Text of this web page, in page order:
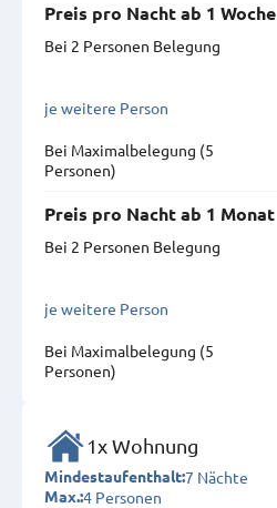
Preis pro Nacht ab 1 Woche
Bei 2 Personen Belegung
je weitere Person
Bei Maximal­belegung (5
Personen)
Preis pro Nacht ab 1 Monat
Bei 2 Personen Belegung
je weitere Person
Bei Maximal­belegung (5
Personen)
1x Wohnung
Mindestaufenthalt:7 Nächte
Max.:4 Personen